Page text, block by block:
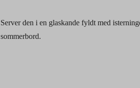
Server den i en glaskande fyldt med
sommerbord.